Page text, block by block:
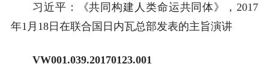
习近平：《共同构建人类命运共同体》，2017
年1月18日在联合国日内瓦总部发表的主旨演讲
VW001.039.20170123.001